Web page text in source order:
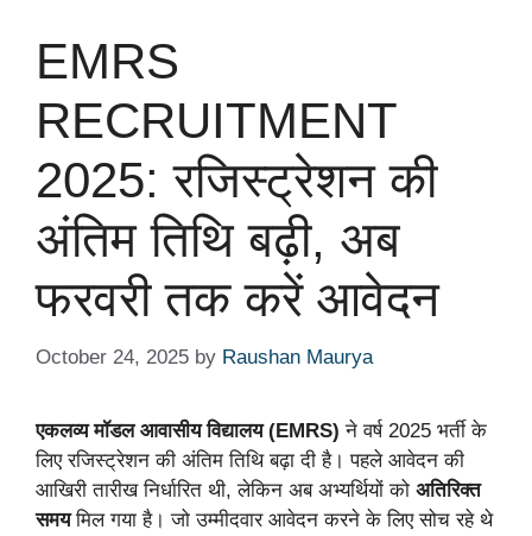
EMRS
RECRUITMENT
2025: रजिस्ट्रेशन की
अंतिम तिथि बढ़ी, अब
फरवरी तक करें आवेदन
October 24, 2025 by Raushan Maurya
एकलव्य मॉडल आवासीय विद्यालय (EMRS) ने वर्ष 2025 भर्ती के
लिए रजिस्ट्रेशन की अंतिम तिथि बढ़ा दी है। पहले आवेदन की
आखिरी तारीख निर्धारित थी, लेकिन अब अभ्यर्थियों को अतिरिक्त
समयमिल गया है। जो उम्मीदवार आवेदन करने के लिए सोच रहे थे